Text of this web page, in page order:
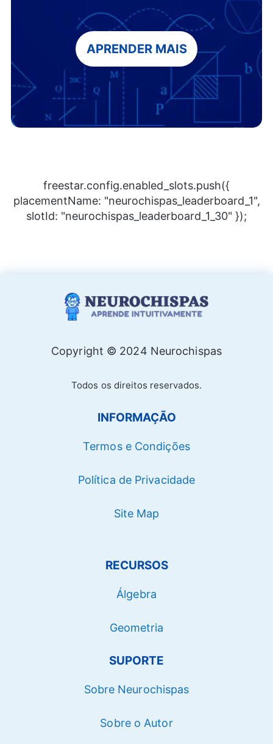
APRENDER MAIS
freestar.config.enabled_slots.push({
placementName: "neurochispas_leaderboard_1",
slotId: "neurochispas_leaderboard_1_30" });
Copyright © 2024 Neurochispas
Todos os direitos reservados.
INFORMAÇÃO
Termos e Condições
Política de Privacidade
Site Map
RECURSOS
Álgebra
Geometria
SUPORTE
Sobre Neurochispas
Sobre o Autor